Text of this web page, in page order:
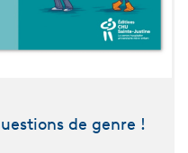
de genre !